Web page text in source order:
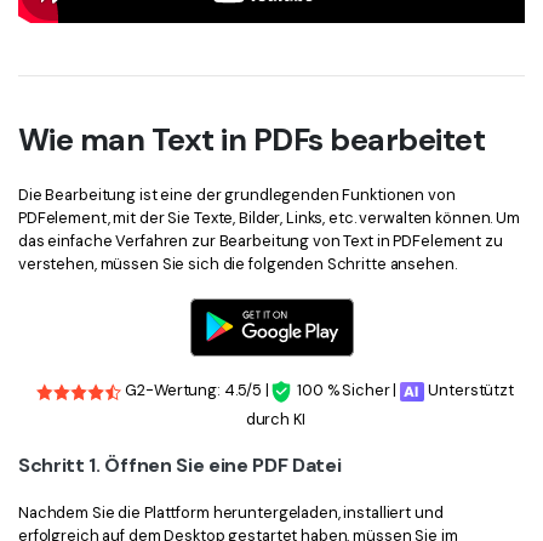
Wie man Text in PDFs bearbeitet
Die Bearbeitung ist eine der grundlegenden Funktionen von
PDFelement, mit der Sie Texte, Bilder, Links, etc. verwalten können. Um
das einfache Verfahren zur Bearbeitung von Text in PDFelement zu
verstehen, müssen Sie sich die folgenden Schritte ansehen.
G2-Wertung: 4.5/5 | 100 % Sicher |
Unterstützt
durch KI
Schritt 1. Öffnen Sie eine PDF Datei
Nachdem Sie die Plattform heruntergeladen, installiert und
erfolgreich auf dem Desktop gestartet haben, müssen Sie im